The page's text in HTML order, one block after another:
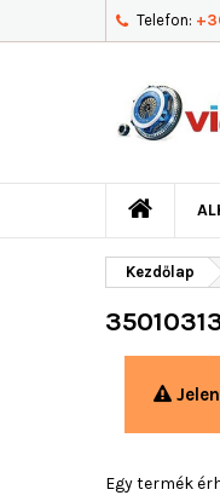
Telefon:
Kezdőlap
Egy termék